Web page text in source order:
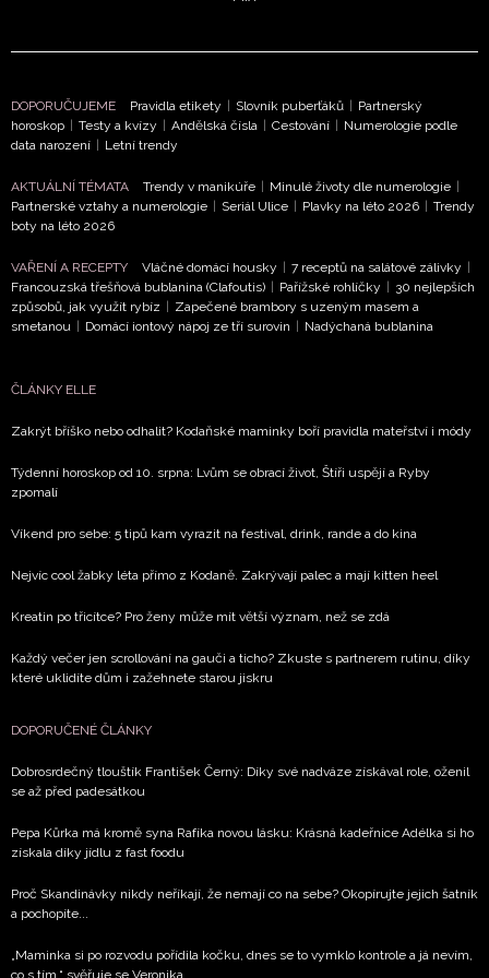
DOPORUČUJEME Pravidla etikety Slovník puberťáků
Partnerský
horoskop
Testy a kvízy Andělská čísla Cestování
Numerologie podle
data narození
Letní trendy
AKTUÁLNÍ TÉMATA Trendy v manikúře Minulé životy dle numerologie
Partnerské vztahy a numerologie
Seriál Ulice Plavky na léto 2026
Trendy
boty na léto 2026
VAŘENÍ A RECEPTY Vláčné domácí housky 7 receptů na salátové zálivky
Francouzská třešňová bublanina (Clafoutis)
Pařížské rohlíčky
30 nejlepších
způsobů, jak využít rybíz
Zapečené brambory s uzeným masem a
smetanou
Domácí iontový nápoj ze tří surovin Nadýchaná bublanina
ČLÁNKY ELLE
Zakrýt bříško nebo odhalit? Kodaňské maminky boří pravidla mateřství i módy
Týdenní horoskop od 10. srpna: Lvům se obrací život, Štíři uspějí a Ryby
zpomalí
Víkend pro sebe: 5 tipů kam vyrazit na festival, drink, rande a do kina
Nejvíc cool žabky léta přímo z Kodaně. Zakrývají palec a mají kitten heel
Kreatin po třicítce? Pro ženy může mít větší význam, než se zdá
Každý večer jen scrollování na gauči a ticho? Zkuste s partnerem rutinu, díky
které uklidíte dům i zažehnete starou jiskru
DOPORUČENÉ ČLÁNKY
Dobrosrdečný tlouštík František Černý: Díky své nadváze získával role, oženil
se až před padesátkou
Pepa Kůrka má kromě syna Rafíka novou lásku: Krásná kadeřnice Adélka si ho
získala díky jídlu z fast foodu
Proč Skandinávky nikdy neříkají, že nemají co na sebe? Okopírujte jejich šatník
a pochopíte...
„Maminka si po rozvodu pořídila kočku, dnes se to vymklo kontrole a já nevím,
co s tím,“ svěřuje se Veronika